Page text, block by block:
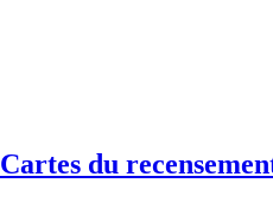
Cartes du